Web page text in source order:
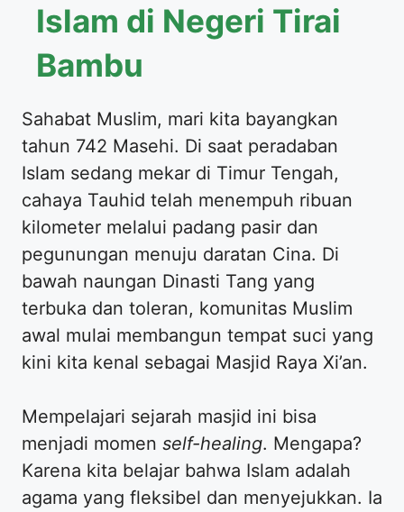
Islam di Negeri Tirai
Bambu
Sahabat Muslim, mari kita bayangkan
tahun 742 Masehi. Di saat peradaban
Islam sedang mekar di Timur Tengah,
cahaya Tauhid telah menempuh ribuan
kilometer melalui padang pasir dan
pegunungan menuju daratan Cina. Di
bawah naungan Dinasti Tang yang
terbuka dan toleran, komunitas Muslim
awal mulai membangun tempat suci yang
kini kita kenal sebagai Masjid Raya Xi’an.
Mempelajari sejarah masjid ini bisa
menjadi momen self-healing. Mengapa?
Karena kita belajar bahwa Islam adalah
agama yang fleksibel dan menyejukkan. Ia